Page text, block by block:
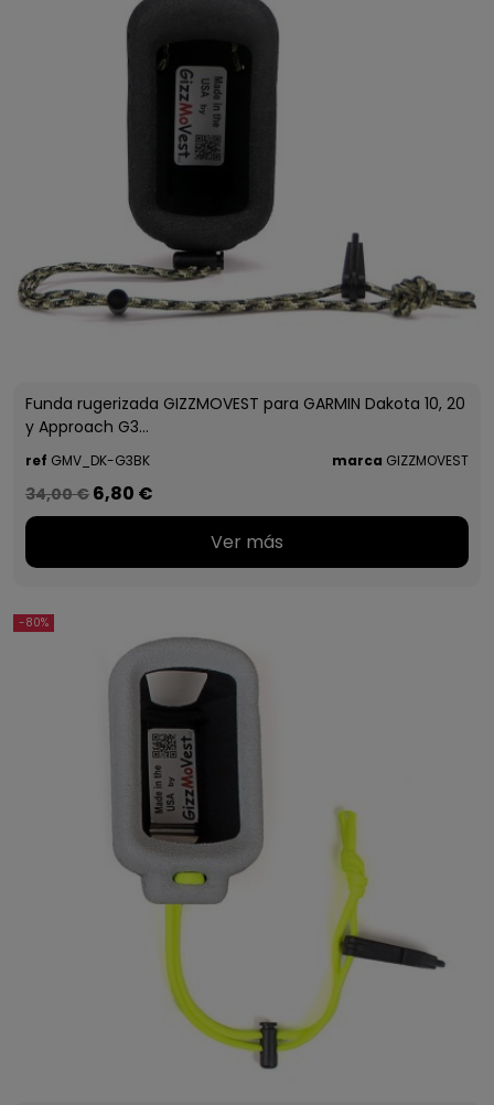
Funda rugerizada GIZZMOVEST para GARMIN Dakota 10, 20
y Approach G3...
ref GMV_DK-G3BK marca GIZZMOVEST
34,00 € 6,80 €
Ver más
-80%